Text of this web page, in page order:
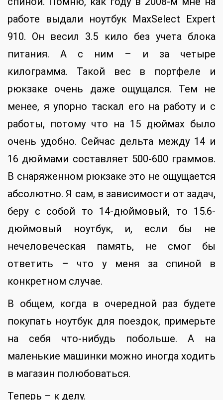
работе выдали ноутбук MaxSelect Expert
910. Он весил 3.5 кило без учета блока
питания. А с ним – и за четыре
килограмма. Такой вес в портфеле и
рюкзаке очень даже ощущался. Тем не
менее, я упорно таскал его на работу и с
работы, потому что на 15 дюймах было
очень удобно. Сейчас дельта между 14 и
16 дюймами составляет 500-600 граммов.
В снаряженном рюкзаке это не ощущается
абсолютно. Я сам, в зависимости от задач,
беру с собой то 14-дюймовый, то 15.6-
дюймовый ноутбук, и, если бы не
нечеловеческая память, не смог бы
ответить – что у меня за спиной в
конкретном случае.
В общем, когда в очередной раз будете
покупать ноутбук для поездок, примерьте
на себя что-нибудь побольше. А на
маленькие машинки можно иногда ходить
в магазин полюбоваться.
Теперь – к делу.